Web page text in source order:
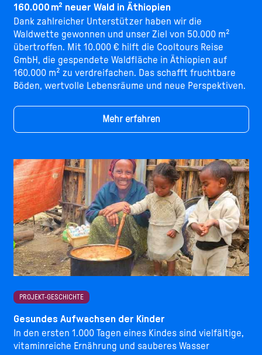
160.000 m² neuer Wald in Äthiopien
Dank zahlreicher Unterstützer haben wir die
Waldwette gewonnen und unser Ziel von 50.000 m²
übertroffen. Mit 10.000 € hilft die Cooltours Reise
GmbH, die gespendete Waldfläche in Äthiopien auf
160.000 m² zu verdreifachen. Das schafft fruchtbare
Böden, wertvolle Lebensräume und neue Perspektiven.
Mehr erfahren
PROJEKT-GESCHICHTE
Gesundes Aufwachsen der Kinder
In den ersten 1.000 Tagen eines Kindes sind vielfältige,
vitaminreiche Ernährung und sauberes Wasser